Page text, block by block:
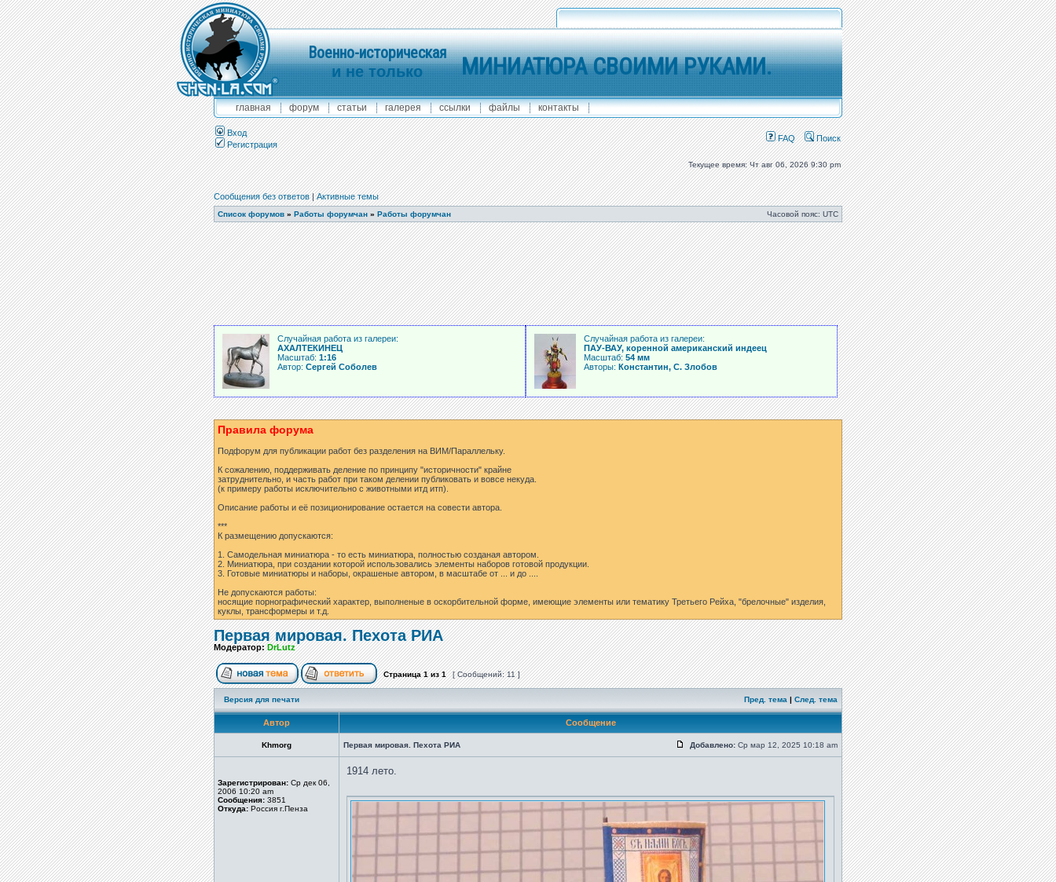
Военно-историческая
и не только МИНИАТЮРА СВОИМИ РУКАМИ.
главная форум статьи галерея ссылки файлы контакты
Вход
Регистрация
FAQ Поиск
Текущее время: Чт авг 06, 2026 9:30 pm
Сообщения без ответов|Активные темы
Список форумов » Работы форумчан » Работы форумчан Часовой пояс: UTC
Случайная работа из галереи:
АХАЛТЕКИНЕЦ
Масштаб: 1:16
Автор: Сергей Соболев
Случайная работа из галереи:
ПАУ-ВАУ, коренной американский индеец
Масштаб: 54 мм
Авторы: Константин, С. Злобов
Правила форума
Подфорум для публикации работ без разделения на ВИМ/Параллельку.
К сожалению, поддерживать деление по принципу "историчности" крайне
затруднительно, и часть работ при таком делении публиковать и вовсе некуда.
(к примеру работы исключительно с животными итд итп).
Описание работы и её позиционирование остается на совести автора.
***
К размещению допускаются:
1. Самодельная миниатюра - то есть миниатюра, полностью созданая автором.
2. Миниатюра, при создании которой использовались элементы наборов готовой продукции.
3. Готовые миниатюры и наборы, окрашеные автором, в масштабе от ... и до ....
Не допускаются работы:
носящие порнографический характер, выполненые в оскорбительной форме, имеющие элементы или тематику Третьего Рейха, "брелочные" изделия,
куклы, трансформеры и т.д.
Первая мировая. Пехота РИА
Модератор:DrLutz
Страница1из1 [ Сообщений: 11 ]
Версия для печати Пред. тема | След. тема
Автор Сообщение
Khmorg Первая мировая. Пехота РИА Добавлено: Ср мар 12, 2025 10:18 am
Зарегистрирован: Ср дек 06,
2006 10:20 am
Сообщения: 3851
Откуда: Россия г.Пенза
1914 лето.